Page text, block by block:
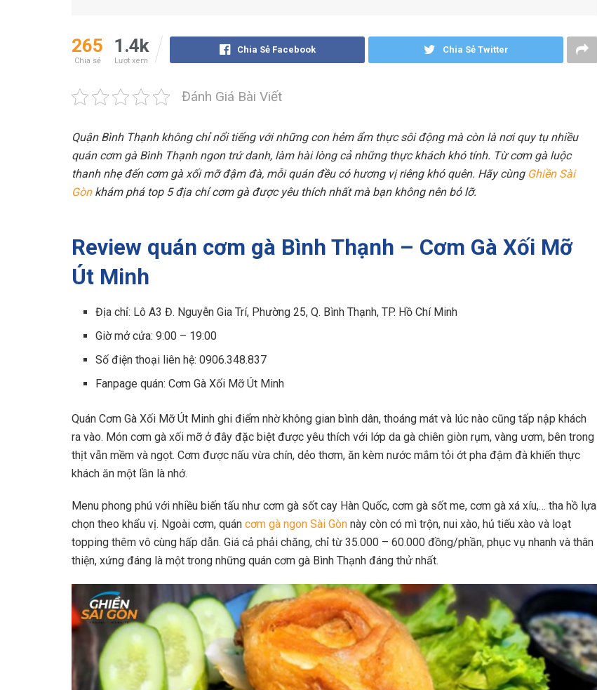
265
Chia sẻ
1.4k
Lượt xem
Chia Sẻ Facebook Chia Sẻ Twitter
Đánh Giá Bài Viết
Quận Bình Thạnh không chỉ nổi tiếng với những con hẻm ẩm thực sôi động mà còn là nơi quy tụ nhiều
quán cơm gà Bình Thạnh ngon trứ danh, làm hài lòng cả những thực khách khó tính. Từ cơm gà luộc
thanh nhẹ đến cơm gà xối mỡ đậm đà, mỗi quán đều có hương vị riêng khó quên. Hãy cùng Ghiền Sài
Gònkhám phá top 5 địa chỉ cơm gà được yêu thích nhất mà bạn không nên bỏ lỡ.
Review quán cơm gà Bình Thạnh – Cơm Gà Xối Mỡ
Út Minh
Địa chỉ: Lô A3 Đ. Nguyễn Gia Trí, Phường 25, Q. Bình Thạnh, TP. Hồ Chí Minh
Giờ mở cửa: 9:00 – 19:00
Số điện thoại liên hệ: 0906.348.837
Fanpage quán: Cơm Gà Xối Mỡ Út Minh
Quán Cơm Gà Xối Mỡ Út Minh ghi điểm nhờ không gian bình dân, thoáng mát và lúc nào cũng tấp nập khách
ra vào. Món cơm gà xối mỡ ở đây đặc biệt được yêu thích với lớp da gà chiên giòn rụm, vàng ươm, bên trong
thịt vẫn mềm và ngọt. Cơm được nấu vừa chín, dẻo thơm, ăn kèm nước mắm tỏi ớt pha đậm đà khiến thực
khách ăn một lần là nhớ.
Menu phong phú với nhiều biến tấu như cơm gà sốt cay Hàn Quốc, cơm gà sốt me, cơm gà xá xíu,… tha hồ lựa
chọn theo khẩu vị. Ngoài cơm, quán cơm gà ngon Sài Gòn này còn có mì trộn, nui xào, hủ tiếu xào và loạt
topping thêm vô cùng hấp dẫn. Giá cả phải chăng, chỉ từ 35.000 – 60.000 đồng/phần, phục vụ nhanh và thân
thiện, xứng đáng là một trong những quán cơm gà Bình Thạnh đáng thử nhất.